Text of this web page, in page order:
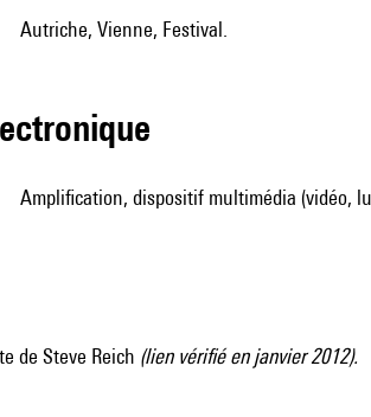
Autriche, Vienne, Festival.
amplification, dispositif multimédia (vidéo,
de Steve Reich (lien vérifié en janvier 2012).